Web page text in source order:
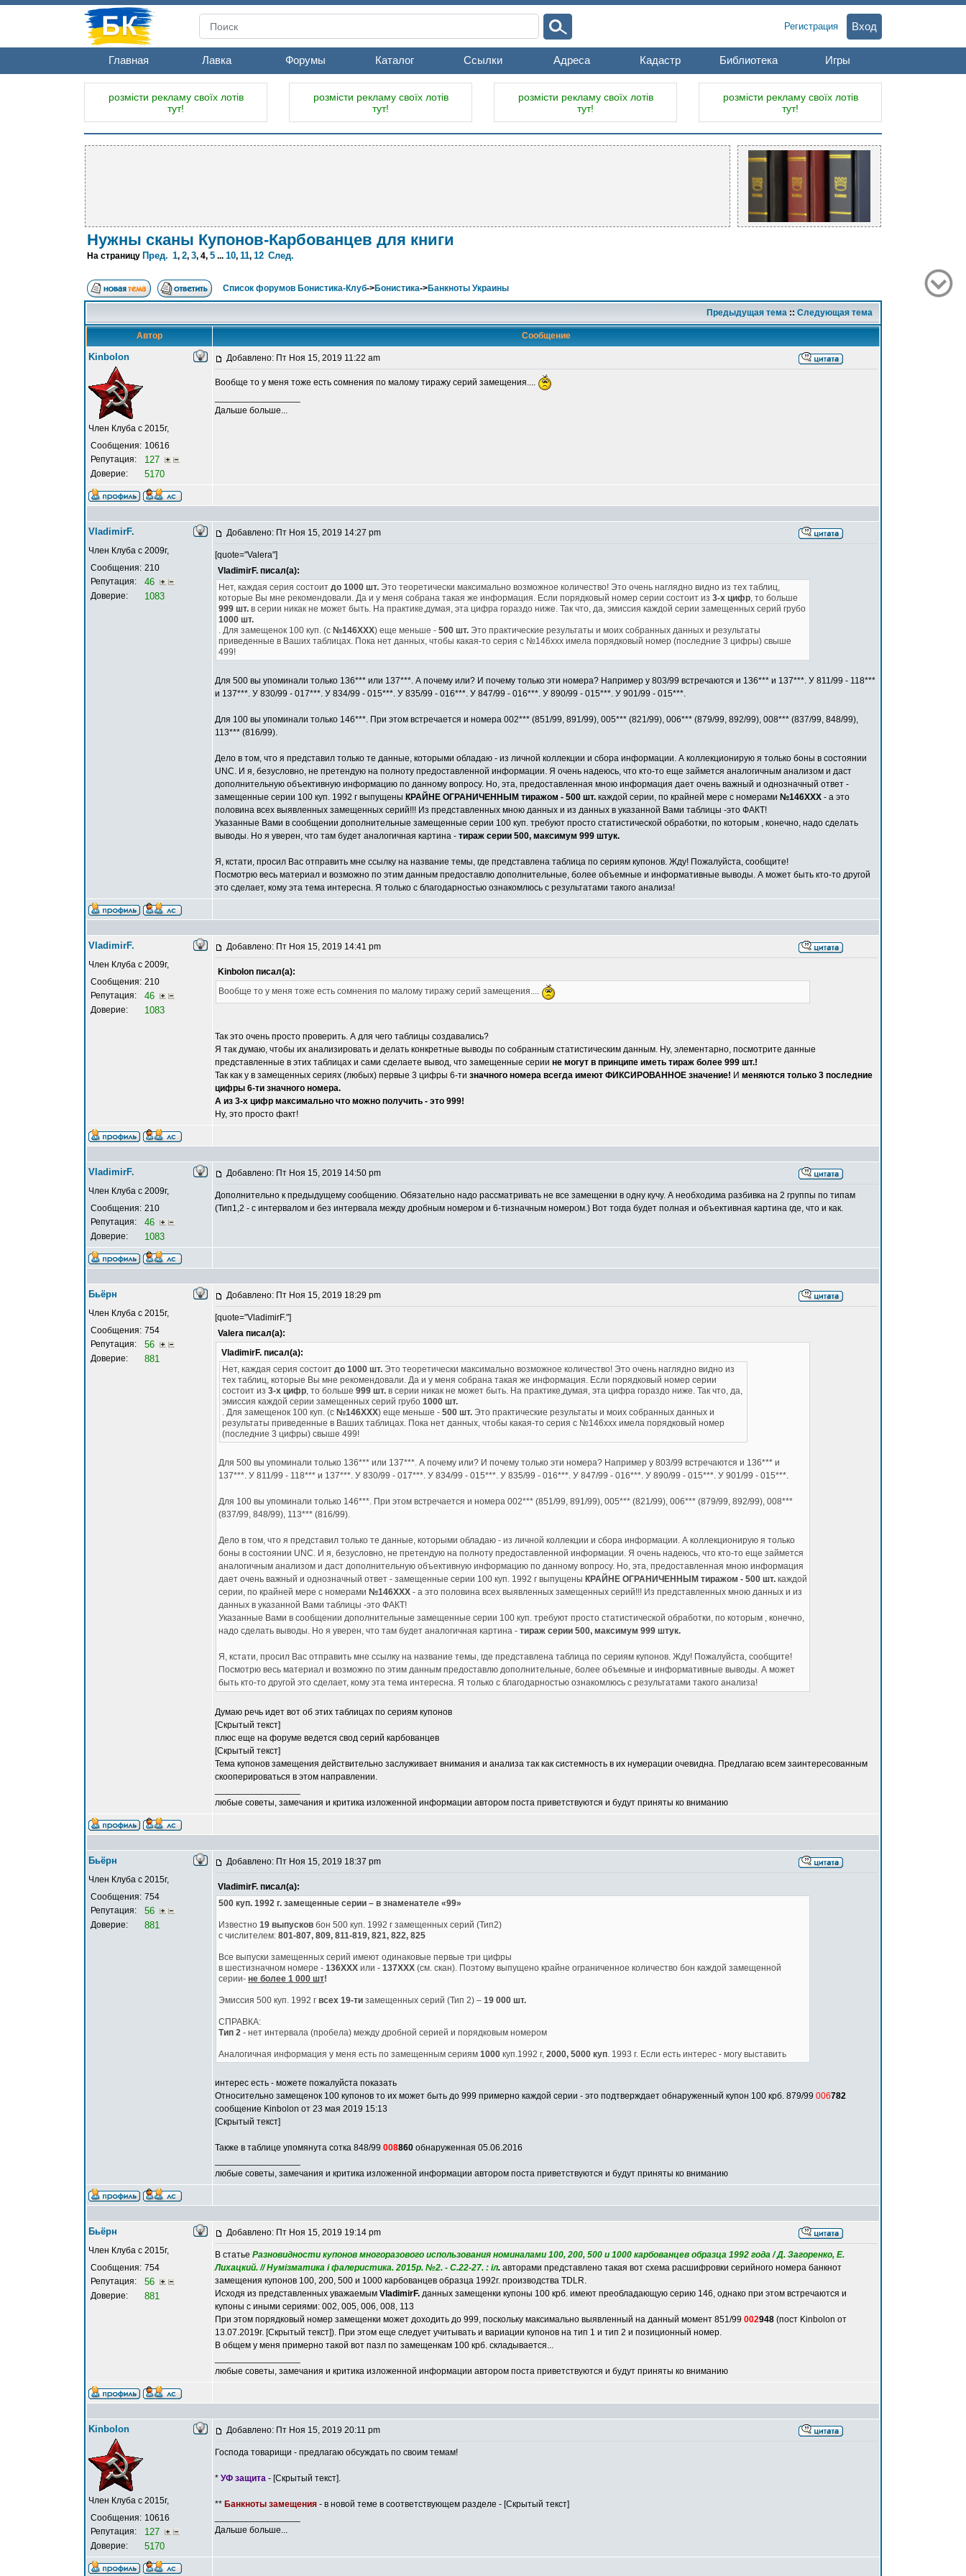
Регистрация Вход
Главная Лавка Форумы Каталог Ссылки Адреса Кадастр Библиотека Игры
розмісти рекламу своїх лотів
тут!
розмісти рекламу своїх лотів
тут!
розмісти рекламу своїх лотів
тут!
розмісти рекламу своїх лотів
тут!
Нужны сканы Купонов-Карбованцев для книги
На страницу Пред. 1, 2, 3, 4, 5 ... 10, 11, 12 След.
Список форумов Бонистика-Клуб->Бонистика->Банкноты Украины
Предыдущая тема :: Следующая тема
Автор Сообщение
Kinbolon
Член Клуба с 2015г,
Сообщения: 10616
Репутация:
127
Доверие: 5170
Добавлено: Пт Ноя 15, 2019 11:22 am
Вообще то у меня тоже есть сомнения по малому тиражу серий замещения....
Дальше больше...
VladimirF.
Член Клуба с 2009г,
Сообщения: 210
Репутация:
46
Доверие: 1083
Добавлено: Пт Ноя 15, 2019 14:27 pm
[quote="Valera"]
VladimirF. писал(а):
Нет, каждая серия состоит до 1000 шт. Это теоретически максимально возможное количество! Это очень наглядно видно из тех таблиц,
которые Вы мне рекомендовали. Да и у меня собрана такая же информация. Если порядковый номер серии состоит из 3-х цифр, то больше
999 шт. в серии никак не может быть. На практике,думая, эта цифра гораздо ниже. Так что, да, эмиссия каждой серии замещенных серий грубо
1000 шт.
. Для замещенок 100 куп. (с №146ХХХ) еще меньше - 500 шт. Это практические результаты и моих собранных данных и результаты
приведенные в Ваших таблицах. Пока нет данных, чтобы какая-то серия с №146ххх имела порядковый номер (последние 3 цифры) свыше
499!
Для 500 вы упоминали только 136*** или 137***. А почему или? И почему только эти номера? Например у 803/99 встречаются и 136*** и 137***. У 811/99 - 118***
и 137***. У 830/99 - 017***. У 834/99 - 015***. У 835/99 - 016***. У 847/99 - 016***. У 890/99 - 015***. У 901/99 - 015***.
Для 100 вы упоминали только 146***. При этом встречается и номера 002*** (851/99, 891/99), 005*** (821/99), 006*** (879/99, 892/99), 008*** (837/99, 848/99),
113*** (816/99).
Дело в том, что я представил только те данные, которыми обладаю - из личной коллекции и сбора информации. А коллекционирую я только боны в состоянии
UNC. И я, безусловно, не претендую на полноту предоставленной информации. Я очень надеюсь, что кто-то еще займется аналогичным анализом и даст
дополнительную объективную информацию по данному вопросу. Но, эта, предоставленная мною информация дает очень важный и однозначный ответ -
замещенные серии 100 куп. 1992 г выпущены КРАЙНЕ ОГРАНИЧЕННЫМ тиражом - 500 шт. каждой серии, по крайней мере с номерами №146ХХХ - а это
половина всех выявленных замещенных серий!!! Из представленных мною данных и из данных в указанной Вами таблицы -это ФАКТ!
Указанные Вами в сообщении дополнительные замещенные серии 100 куп. требуют просто статистической обработки, по которым , конечно, надо сделать
выводы. Но я уверен, что там будет аналогичная картина - тираж серии 500, максимум 999 штук.
Я, кстати, просил Вас отправить мне ссылку на название темы, где представлена таблица по сериям купонов. Жду! Пожалуйста, сообщите!
Посмотрю весь материал и возможно по этим данным предоставлю дополнительные, более объемные и информативные выводы. А может быть кто-то другой
это сделает, кому эта тема интересна. Я только с благодарностью ознакомлюсь с результатами такого анализа!
VladimirF.
Член Клуба с 2009г,
Сообщения: 210
Репутация:
46
Доверие: 1083
Добавлено: Пт Ноя 15, 2019 14:41 pm
Kinbolon писал(а):
Вообще то у меня тоже есть сомнения по малому тиражу серий замещения....
Так это очень просто проверить. А для чего таблицы создавались?
Я так думаю, чтобы их анализировать и делать конкретные выводы по собранным статистическим данным. Ну, элементарно, посмотрите данные
представленные в этих таблицах и сами сделаете вывод, что замещенные серии не могут в принципе иметь тираж более 999 шт.!
Так как у в замещенных сериях (любых) первые 3 цифры 6-ти значного номера всегда имеют ФИКСИРОВАННОЕ значение! И меняются только 3 последние
цифры 6-ти значного номера.
А из 3-х цифр максимально что можно получить - это 999!
Ну, это просто факт!
VladimirF.
Член Клуба с 2009г,
Сообщения: 210
Репутация:
46
Доверие: 1083
Добавлено: Пт Ноя 15, 2019 14:50 pm
Дополнительно к предыдущему сообщению. Обязательно надо рассматривать не все замещенки в одну кучу. А необходима разбивка на 2 группы по типам
(Тип1,2 - с интервалом и без интервала между дробным номером и 6-тизначным номером.) Вот тогда будет полная и объективная картина где, что и как.
Бьёрн
Член Клуба с 2015г,
Сообщения: 754
Репутация:
56
Доверие: 881
Добавлено: Пт Ноя 15, 2019 18:29 pm
[quote="VladimirF."]
Valera писал(а):
VladimirF. писал(а):
Нет, каждая серия состоит до 1000 шт. Это теоретически максимально возможное количество! Это очень наглядно видно из
тех таблиц, которые Вы мне рекомендовали. Да и у меня собрана такая же информация. Если порядковый номер серии
состоит из 3-х цифр, то больше 999 шт. в серии никак не может быть. На практике,думая, эта цифра гораздо ниже. Так что, да,
эмиссия каждой серии замещенных серий грубо 1000 шт.
. Для замещенок 100 куп. (с №146ХХХ) еще меньше - 500 шт. Это практические результаты и моих собранных данных и
результаты приведенные в Ваших таблицах. Пока нет данных, чтобы какая-то серия с №146ххх имела порядковый номер
(последние 3 цифры) свыше 499!
Для 500 вы упоминали только 136*** или 137***. А почему или? И почему только эти номера? Например у 803/99 встречаются и 136*** и
137***. У 811/99 - 118*** и 137***. У 830/99 - 017***. У 834/99 - 015***. У 835/99 - 016***. У 847/99 - 016***. У 890/99 - 015***. У 901/99 - 015***.
Для 100 вы упоминали только 146***. При этом встречается и номера 002*** (851/99, 891/99), 005*** (821/99), 006*** (879/99, 892/99), 008***
(837/99, 848/99), 113*** (816/99).
Дело в том, что я представил только те данные, которыми обладаю - из личной коллекции и сбора информации. А коллекционирую я только
боны в состоянии UNC. И я, безусловно, не претендую на полноту предоставленной информации. Я очень надеюсь, что кто-то еще займется
аналогичным анализом и даст дополнительную объективную информацию по данному вопросу. Но, эта, предоставленная мною информация
дает очень важный и однозначный ответ - замещенные серии 100 куп. 1992 г выпущены КРАЙНЕ ОГРАНИЧЕННЫМ тиражом - 500 шт. каждой
серии, по крайней мере с номерами №146ХХХ - а это половина всех выявленных замещенных серий!!! Из представленных мною данных и из
данных в указанной Вами таблицы -это ФАКТ!
Указанные Вами в сообщении дополнительные замещенные серии 100 куп. требуют просто статистической обработки, по которым , конечно,
надо сделать выводы. Но я уверен, что там будет аналогичная картина - тираж серии 500, максимум 999 штук.
Я, кстати, просил Вас отправить мне ссылку на название темы, где представлена таблица по сериям купонов. Жду! Пожалуйста, сообщите!
Посмотрю весь материал и возможно по этим данным предоставлю дополнительные, более объемные и информативные выводы. А может
быть кто-то другой это сделает, кому эта тема интересна. Я только с благодарностью ознакомлюсь с результатами такого анализа!
Думаю речь идет вот об этих таблицах по сериям купонов
[Скрытый текст]
плюс еще на форуме ведется свод серий карбованцев
[Скрытый текст]
Тема купонов замещения действительно заслуживает внимания и анализа так как системность в их нумерации очевидна. Предлагаю всем заинтересованным
скооперироваться в этом направлении.
любые советы, замечания и критика изложенной информации автором поста приветствуются и будут приняты ко вниманию
Бьёрн
Член Клуба с 2015г,
Сообщения: 754
Репутация:
56
Доверие: 881
Добавлено: Пт Ноя 15, 2019 18:37 pm
VladimirF. писал(а):
500 куп. 1992 г. замещенные серии – в знаменателе «99»
Известно 19 выпусков бон 500 куп. 1992 г замещенных серий (Тип2)
с числителем: 801-807, 809, 811-819, 821, 822, 825
Все выпуски замещенных серий имеют одинаковые первые три цифры
в шестизначном номере - 136ХХХ или - 137ХХХ (см. скан). Поэтому выпущено крайне ограниченное количество бон каждой замещенной
серии- не более 1 000 шт!
Эмиссия 500 куп. 1992 г всех 19-ти замещенных серий (Тип 2) – 19 000 шт.
СПРАВКА:
Тип 2 - нет интервала (пробела) между дробной серией и порядковым номером
Аналогичная информация у меня есть по замещенным сериям 1000 куп.1992 г, 2000, 5000 куп. 1993 г. Если есть интерес - могу выставить
интерес есть - можете пожалуйста показать
Относительно замещенок 100 купонов то их может быть до 999 примерно каждой серии - это подтверждает обнаруженный купон 100 крб. 879/99 006782
сообщение Kinbolon от 23 мая 2019 15:13
[Скрытый текст]
Также в таблице упомянута сотка 848/99 008860 обнаруженная 05.06.2016
любые советы, замечания и критика изложенной информации автором поста приветствуются и будут приняты ко вниманию
Бьёрн
Член Клуба с 2015г,
Сообщения: 754
Репутация:
56
Доверие: 881
Добавлено: Пт Ноя 15, 2019 19:14 pm
В статье Разновидности купонов многоразового использования номиналами 100, 200, 500 и 1000 карбованцев образца 1992 года / Д. Загоренко, Е.
Лихацкий. // Нумізматика і фалеристика. 2015р. №2. - С.22-27. : іл. авторами представлено такая вот схема расшифровки серийного номера банкнот
замещения купонов 100, 200, 500 и 1000 карбованцев образца 1992г. производства TDLR.
Исходя из представленных уважаемым VladimirF. данных замещенки купоны 100 крб. имеют преобладающую серию 146, однако при этом встречаются и
купоны с иными сериями: 002, 005, 006, 008, 113
При этом порядковый номер замещенки может доходить до 999, поскольку максимально выявленный на данный момент 851/99 002948 (пост Kinbolon от
13.07.2019г. [Скрытый текст]). При этом еще следует учитывать и вариации купонов на тип 1 и тип 2 и позиционный номер.
В общем у меня примерно такой вот пазл по замещенкам 100 крб. складывается...
любые советы, замечания и критика изложенной информации автором поста приветствуются и будут приняты ко вниманию
Kinbolon
Член Клуба с 2015г,
Сообщения: 10616
Репутация:
127
Доверие: 5170
Добавлено: Пт Ноя 15, 2019 20:11 pm
Господа товарищи - предлагаю обсуждать по своим темам!
* УФ защита - [Скрытый текст].
** Банкноты замещения - в новой теме в соответствующем разделе - [Скрытый текст]
Дальше больше...